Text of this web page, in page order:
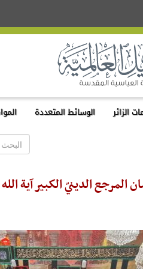
الزائر الوسائط المتعددة
المرجع الدينيّ الكبير